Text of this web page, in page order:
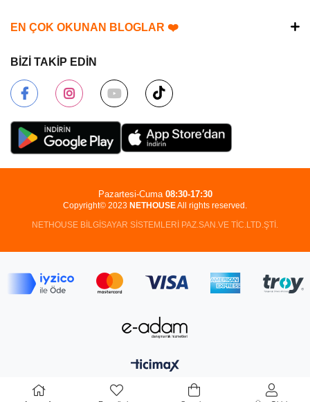
EN ÇOK OKUNAN BLOGLAR ❤️
BİZİ TAKİP EDİN
Copyright© 2023 NETHOUSEAll rights reserved.
NETHOUSE BİLGİSAYAR SİSTEMLERİ PAZ.SAN.VE TİC.LTD.ŞTİ.
Pazartesi-Cuma 08:30-17:30